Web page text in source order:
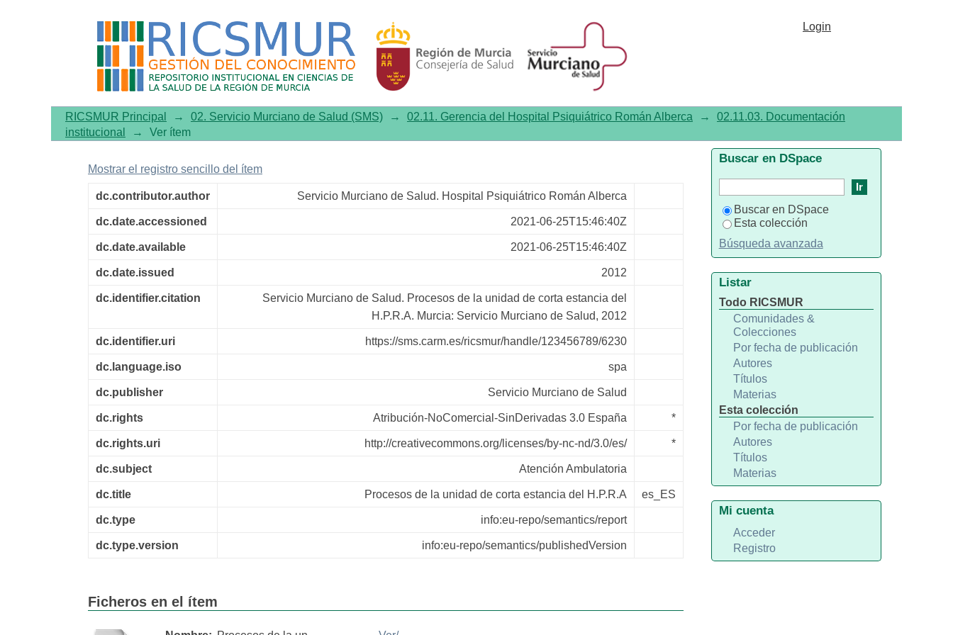
Procesos de la unidad de corta estancia del H.P.R.A Login
RICSMUR Principal → 02. Servicio Murciano de Salud (SMS) → 02.11. Gerencia del Hospital Psiquiátrico Román Alberca →
02.11.03. Documentación
institucional
→ Ver ítem
Mostrar el registro sencillo del ítem
dc.contributor.author Servicio Murciano de Salud. Hospital Psiquiátrico Román Alberca
dc.date.accessioned 2021-06-25T15:46:40Z
dc.date.available 2021-06-25T15:46:40Z
dc.date.issued 2012
dc.identifier.citation
Servicio Murciano de Salud. Procesos de la unidad de corta estancia del
H.P.R.A. Murcia: Servicio Murciano de Salud, 2012
dc.identifier.uri https://sms.carm.es/ricsmur/handle/123456789/6230
dc.language.iso spa
dc.publisher Servicio Murciano de Salud
dc.rights Atribución-NoComercial-SinDerivadas 3.0 España *
dc.rights.uri http://creativecommons.org/licenses/by-nc-nd/3.0/es/ *
dc.subject Atención Ambulatoria
dc.title Procesos de la unidad de corta estancia del H.P.R.A es_ES
dc.type info:eu-repo/semantics/report
dc.type.version info:eu-repo/semantics/publishedVersion
Ficheros en el ítem
Buscar en DSpace
Buscar en DSpace
Esta colección
Búsqueda avanzada
Listar
Todo RICSMUR
Comunidades &
Colecciones
Por fecha de publicación
Autores
Títulos
Materias
Esta colección
Por fecha de publicación
Autores
Títulos
Materias
Mi cuenta
Acceder
Registro